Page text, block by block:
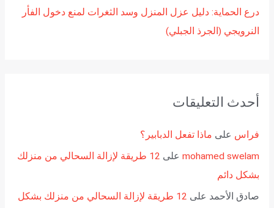
درع الحماية: دليل عزل المنزل وسد الثغرات لمنع دخول الفأر
النرويجي (الجرذ الجبلي)
أحدث التعليقات
فراس على ماذا تفعل الدبابير؟
mohamed swelamعلى
12 طريقة لإزالة السحالي من منزلك
بشكل دائم
صادق الأحمد على
12 طريقة لإزالة السحالي من منزلك بشكل